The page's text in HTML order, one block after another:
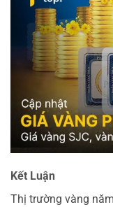
Kết Luận
Thị trường vàng